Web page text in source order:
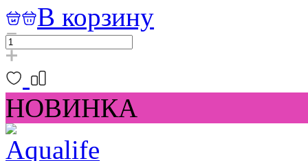
В корзину
НОВИНКА